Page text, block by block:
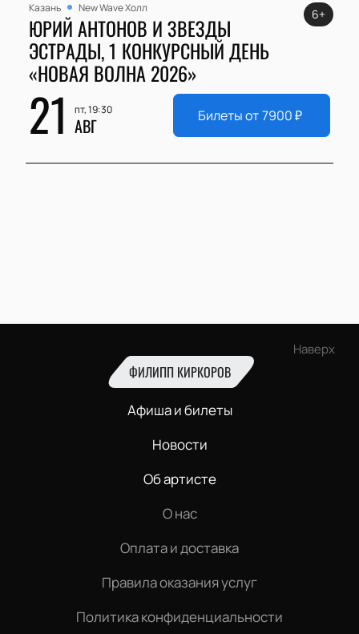
Казань New Wave Холл
ЮРИЙ АНТОНОВ И ЗВЕЗДЫ
ЭСТРАДЫ, 1 КОНКУРСНЫЙ ДЕНЬ
«НОВАЯ ВОЛНА 2026»
21 пт, 19:30
АВГ
6+
Билеты от7900₽
Наверх
ФИЛИПП КИРКОРОВ
Афиша и билеты
Новости
Об артисте
О нас
Оплата и доставка
Правила оказания услуг
Политика конфиденциальности